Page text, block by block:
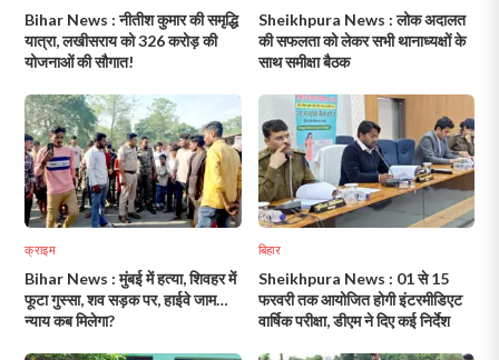
Bihar News : नीतीश कुमार की समृद्धि
यात्रा, लखीसराय को 326 करोड़ की
योजनाओं की सौगात!
Sheikhpura News : लोक अदालत
की सफलता को लेकर सभी थानाध्यक्षों के
साथ समीक्षा बैठक
क्राइम
Bihar News : मुंबई में हत्या, शिवहर में
फूटा गुस्सा, शव सड़क पर, हाईवे जाम…
न्याय कब मिलेगा?
बिहार
Sheikhpura News : 01 से 15
फरवरी तक आयोजित होगी इंटरमीडिएट
वार्षिक परीक्षा, डीएम ने दिए कई निर्देश